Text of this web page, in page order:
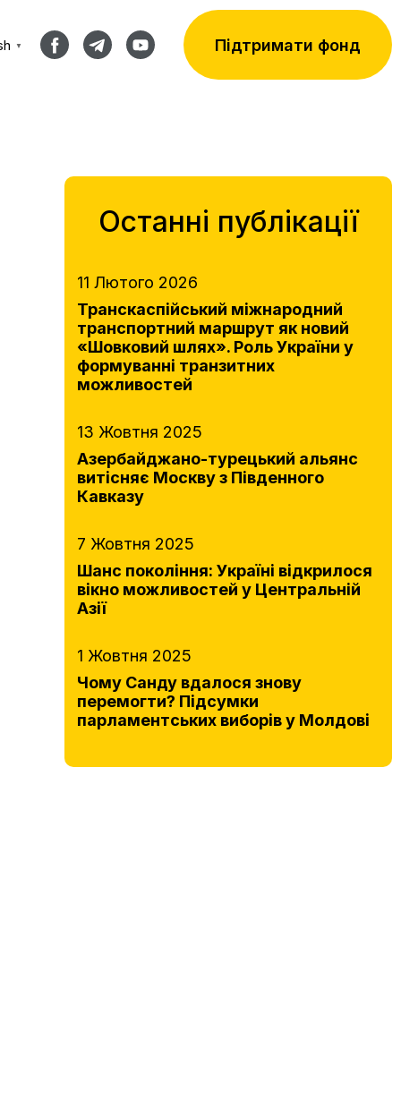
▼ Підтримати фонд
Останні публікації
11 Лютого 2026
Транскаспійський міжнародний
транспортний маршрут як новий
«Шовковий шлях». Роль України у
формуванні транзитних
можливостей
13 Жовтня 2025
Азербайджано-турецький альянс
витісняє Москву з Південного
Кавказу
7 Жовтня 2025
Шанс покоління: Україні відкрилося
вікно можливостей у Центральній
Азії
1 Жовтня 2025
Чому Санду вдалося знову
перемогти? Підсумки
парламентських виборів у Молдові